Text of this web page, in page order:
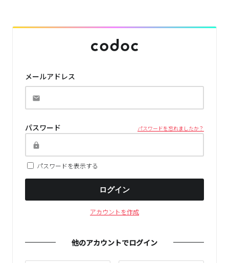
メールアドレス
パスワード パスワードを忘れましたか？
パスワードを表示する
ログイン
アカウントを作成
他のアカウントでログイン